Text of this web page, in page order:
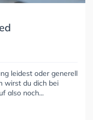
leidest oder generell
wirst du dich bei
also noch...